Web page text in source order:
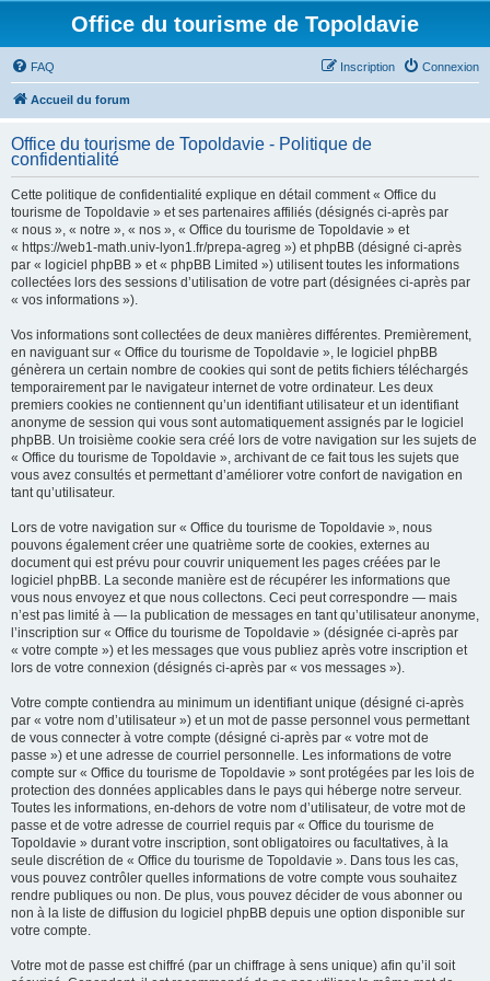
Office du tourisme de Topoldavie
FAQ Connexion
Inscription
Accueil du forum
Office du tourisme de Topoldavie - Politique de
confidentialité
Cette politique de confidentialité explique en détail comment « Office du
tourisme de Topoldavie » et ses partenaires affiliés (désignés ci-après par
« nous », « notre », « nos », « Office du tourisme de Topoldavie » et
« https://web1-math.univ-lyon1.fr/prepa-agreg ») et phpBB (désigné ci-après
par « logiciel phpBB » et « phpBB Limited ») utilisent toutes les informations
collectées lors des sessions d’utilisation de votre part (désignées ci-après par
« vos informations »).
Vos informations sont collectées de deux manières différentes. Premièrement,
en naviguant sur « Office du tourisme de Topoldavie », le logiciel phpBB
génèrera un certain nombre de cookies qui sont de petits fichiers téléchargés
temporairement par le navigateur internet de votre ordinateur. Les deux
premiers cookies ne contiennent qu’un identifiant utilisateur et un identifiant
anonyme de session qui vous sont automatiquement assignés par le logiciel
phpBB. Un troisième cookie sera créé lors de votre navigation sur les sujets de
« Office du tourisme de Topoldavie », archivant de ce fait tous les sujets que
vous avez consultés et permettant d’améliorer votre confort de navigation en
tant qu’utilisateur.
Lors de votre navigation sur « Office du tourisme de Topoldavie », nous
pouvons également créer une quatrième sorte de cookies, externes au
document qui est prévu pour couvrir uniquement les pages créées par le
logiciel phpBB. La seconde manière est de récupérer les informations que
vous nous envoyez et que nous collectons. Ceci peut correspondre — mais
n’est pas limité à — la publication de messages en tant qu’utilisateur anonyme,
l’inscription sur « Office du tourisme de Topoldavie » (désignée ci-après par
« votre compte ») et les messages que vous publiez après votre inscription et
lors de votre connexion (désignés ci-après par « vos messages »).
Votre compte contiendra au minimum un identifiant unique (désigné ci-après
par « votre nom d’utilisateur ») et un mot de passe personnel vous permettant
de vous connecter à votre compte (désigné ci-après par « votre mot de
passe ») et une adresse de courriel personnelle. Les informations de votre
compte sur « Office du tourisme de Topoldavie » sont protégées par les lois de
protection des données applicables dans le pays qui héberge notre serveur.
Toutes les informations, en-dehors de votre nom d’utilisateur, de votre mot de
passe et de votre adresse de courriel requis par « Office du tourisme de
Topoldavie » durant votre inscription, sont obligatoires ou facultatives, à la
seule discrétion de « Office du tourisme de Topoldavie ». Dans tous les cas,
vous pouvez contrôler quelles informations de votre compte vous souhaitez
rendre publiques ou non. De plus, vous pouvez décider de vous abonner ou
non à la liste de diffusion du logiciel phpBB depuis une option disponible sur
votre compte.
Votre mot de passe est chiffré (par un chiffrage à sens unique) afin qu’il soit